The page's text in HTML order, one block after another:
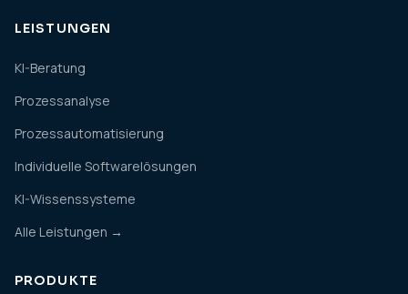
LEISTUNGEN
KI-Beratung
Prozessanalyse
Prozessautomatisierung
Individuelle Softwarelösungen
KI-Wissenssysteme
Alle Leistungen →
PRODUKTE